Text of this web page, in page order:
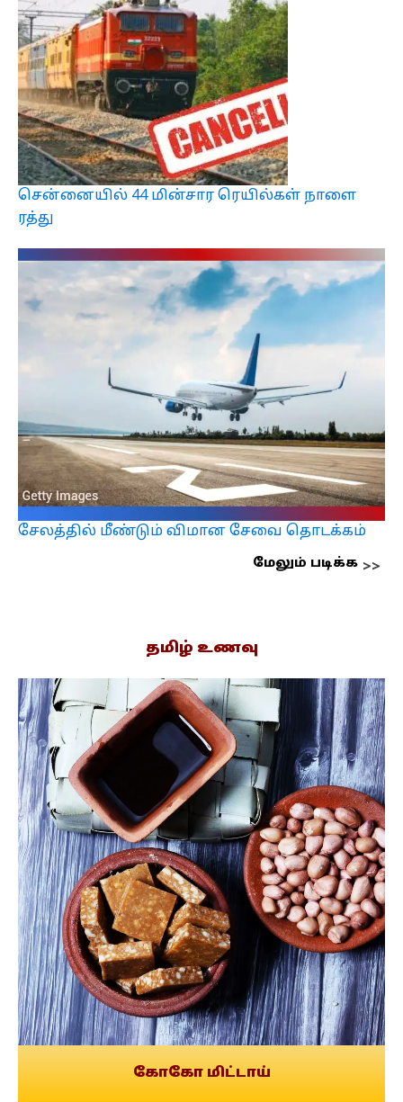
சென்னையில் 44 மின்சார ரெயில்கள் நாளை
ரத்து
சேலத்தில் மீண்டும் விமான சேவை தொடக்கம்
மேலும் படிக்க
தமிழ் உணவு
கோகோ மிட்டாய்